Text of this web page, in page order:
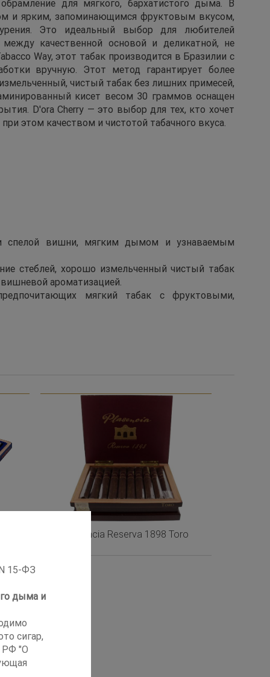
для мягкого, бархатистого дыма. В
и ярким, запоминающимся фруктовым вкусом,
Это идеальный выбор для любителей
качественной основой и деликатной, не
Way, этот табак производится в Бразилии с
вручную. Этот метод гарантирует более
чистый табак без лишних примесей,
кисет весом 30 граммов оснащен
D'ora Cherry — это выбор для тех, кто хочет
этом качеством и чистотой табачного вкуса.
спелой вишни, мягким дымом и узнаваемым
стеблей, хорошо измельченный чистый табак
ароматизацией.
мягкий табак с фруктовыми,
Plasencia Reserva 1898 Toro
15-ФЗ
дыма и
сигар,
РФ "О